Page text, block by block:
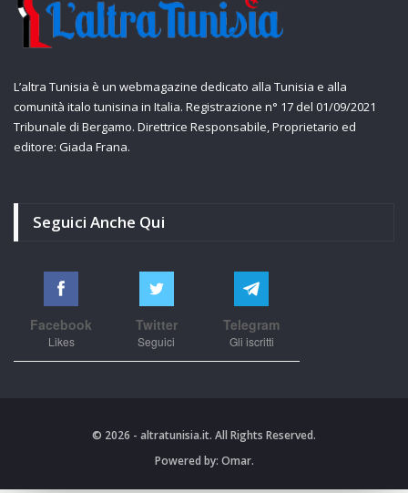
L’altra Tunisia è un webmagazine dedicato alla Tunisia e alla
comunità italo tunisina in Italia. Registrazione n° 17 del 01/09/2021
Tribunale di Bergamo. Direttrice Responsabile, Proprietario ed
editore: Giada Frana.
Seguici Anche Qui
Facebook
Likes
Twitter
Seguici
Telegram
Gli iscritti
© 2026 - altratunisia.it. All Rights Reserved.
Powered by: Omar.